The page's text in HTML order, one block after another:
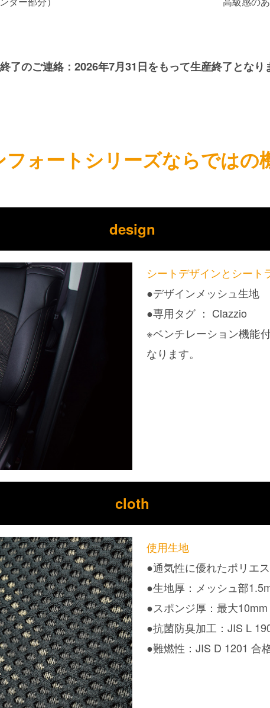
了のご連絡：2026年7月31日をもって生産終了となり
フォートシリーズならではの
design
シートデザインとシート
●デザインメッシュ生地
●専用タグ ： Clazzio
※ベンチレーション機能
なります。
cloth
使用生地
●通気性に優れたポリエ
●生地厚：メッシュ部
●スポンジ厚：最大10mm
●抗菌防臭加工：JIS L
●難燃性：JIS D 1201 合